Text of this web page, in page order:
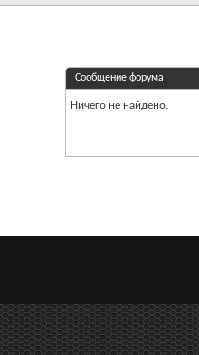
Сообщение форума
Ничего не найдено.